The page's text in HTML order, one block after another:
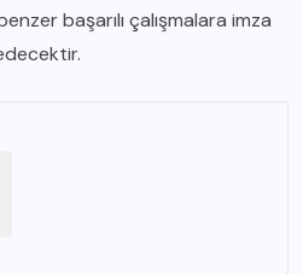
başarılı çalışmalara imza